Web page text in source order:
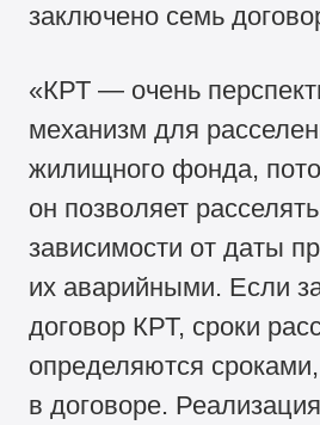
заключено семь
«КРТ — очень
механизм для
жилищного фонда,
он позволяет
зависимости от даты
их аварийными. Если
договор КРТ, сроки
определяются
в договоре.